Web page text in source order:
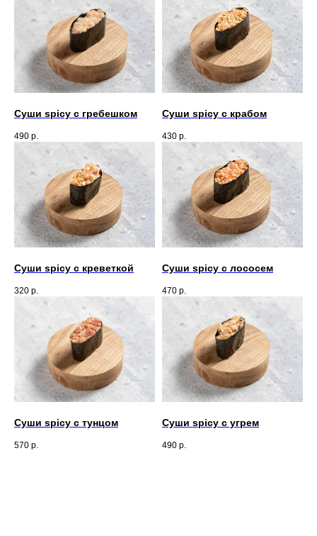
Суши spicy c гребешком
490 р.
Суши spicy с крабом
430 р.
Суши spicy с креветкой
320 р.
Суши spicy с лососем
470 р.
Суши spicy с тунцом
570 р.
Суши spicy c угрем
490 р.